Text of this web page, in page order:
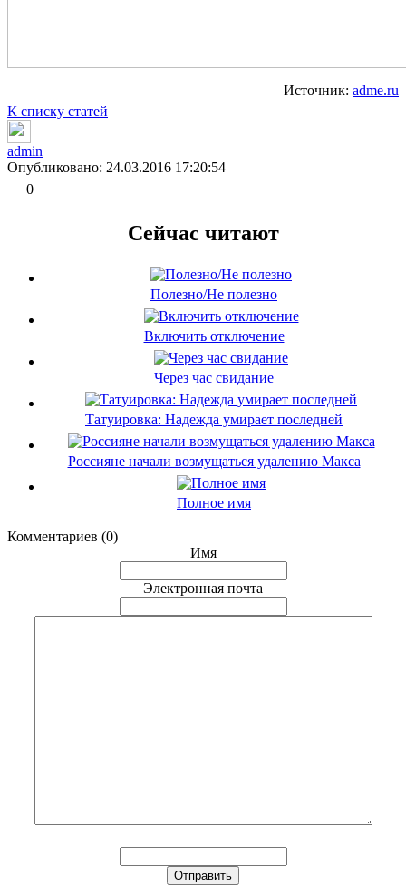
Источник: adme.ru
К списку статей
admin
Опубликовано: 24.03.2016 17:20:54
0
Сейчас читают
Полезно/Не полезно
Включить отключение
Через час свидание
Татуировка: Надежда умирает последней
Россияне начали возмущаться удалению Макса
Полное имя
Комментариев (0)
Имя
Электронная почта